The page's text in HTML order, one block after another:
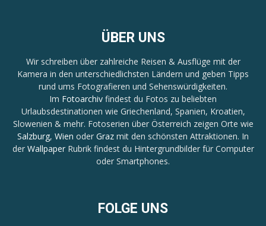
ÜBER UNS
Wir schreiben über zahlreiche Reisen & Ausflüge mit der
Kamera in den unterschiedlichsten Ländern und geben Tipps
rund ums Fotografieren und Sehenswürdigkeiten.
Im Fotoarchiv findest du Fotos zu beliebten
Urlaubsdestinationen wie Griechenland, Spanien, Kroatien,
Slowenien & mehr. Fotoserien über Österreich zeigen Orte wie
Salzburg, Wien oder Graz mit den schönsten Attraktionen. In
der WallpaperRubrik findest du Hintergrundbilder für Computer
oder Smartphones.
FOLGE UNS